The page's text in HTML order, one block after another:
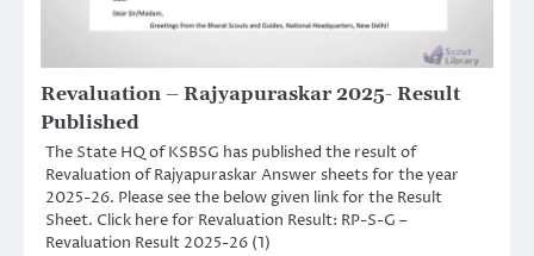
Revaluation – Rajyapuraskar 2025- Result
Published
The State HQ of KSBSG has published the result of
Revaluation of Rajyapuraskar Answer sheets for the year
2025-26. Please see the below given link for the Result
Sheet. Click here for Revaluation Result: RP-S-G –
Revaluation Result 2025-26 (1)